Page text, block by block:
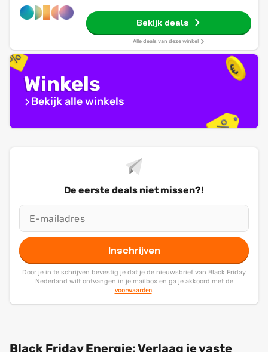
Bekijk deals
Alle deals van deze winkel
Winkels
Bekijk alle winkels
De eerste deals niet missen?!
Inschrijven
Door je in te schrijven bevestig je dat je de nieuwsbrief van Black Friday
Nederland wilt ontvangen in je mailbox en ga je akkoord met de
voorwaarden.
Black Friday Energie: Verlaag je vaste